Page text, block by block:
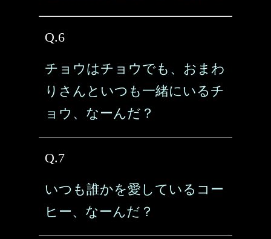
Q.6
チョウはチョウでも、おまわ
りさんといつも一緒にいるチ
ョウ、なーんだ？
Q.7
いつも誰かを愛しているコー
ヒー、なーんだ？